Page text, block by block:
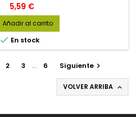
Precio
5,59 €
Añadir al carrito
 En stock
2 3 … 6 Siguiente
VOLVER ARRIBA 